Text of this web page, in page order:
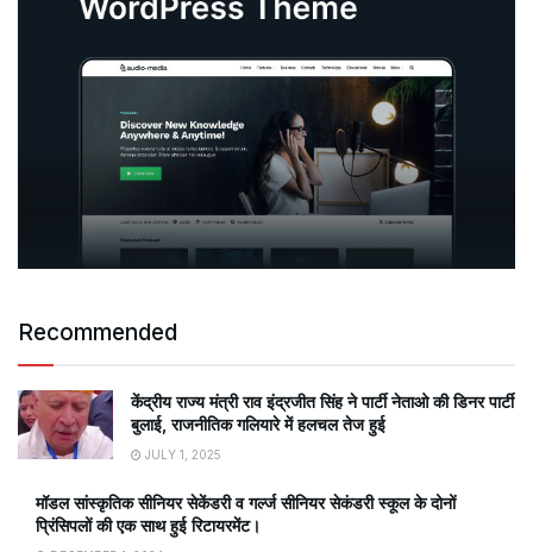
Recommended
केंद्रीय राज्य मंत्री राव इंद्रजीत सिंह ने पार्टी नेताओ की डिनर पार्टी
बुलाई, राजनीतिक गलियारे में हलचल तेज हुई
JULY 1, 2025
मॉडल सांस्कृतिक सीनियर सेकेंडरी व गर्ल्ज सीनियर सेकंडरी स्कूल के दोनों
प्रिंसिपलों की एक साथ हुई रिटायरमेंट।